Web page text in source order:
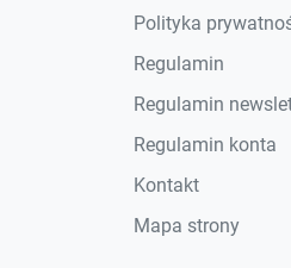
Polityka
Regulamin
Regulamin
Regulamin konta
Kontakt
Mapa strony